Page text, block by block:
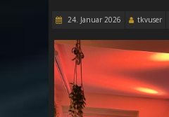
24. Januar 2026 tkvuser